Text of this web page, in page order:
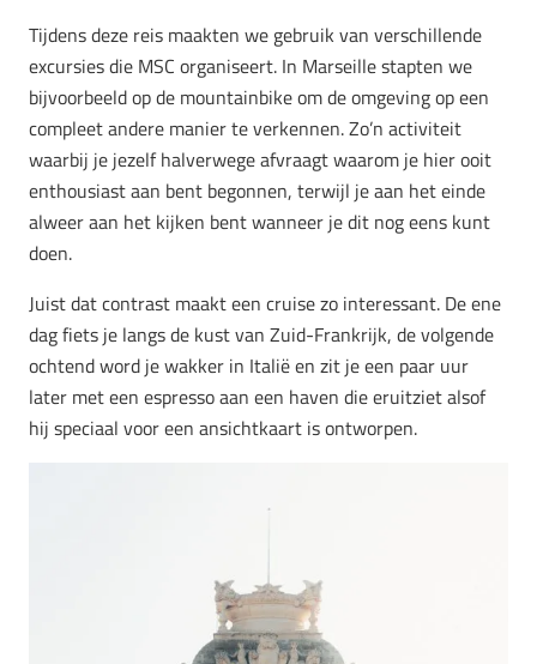
Tijdens deze reis maakten we gebruik van verschillende
excursies die MSC organiseert. In Marseille stapten we
bijvoorbeeld op de mountainbike om de omgeving op een
compleet andere manier te verkennen. Zo’n activiteit
waarbij je jezelf halverwege afvraagt waarom je hier ooit
enthousiast aan bent begonnen, terwijl je aan het einde
alweer aan het kijken bent wanneer je dit nog eens kunt
doen.
Juist dat contrast maakt een cruise zo interessant. De ene
dag fiets je langs de kust van Zuid-Frankrijk, de volgende
ochtend word je wakker in Italië en zit je een paar uur
later met een espresso aan een haven die eruitziet alsof
hij speciaal voor een ansichtkaart is ontworpen.